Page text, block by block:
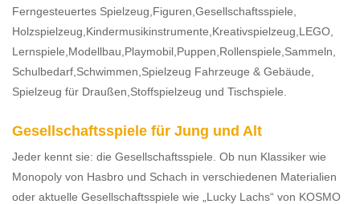
Ferngesteuertes Spielzeug, Figuren, Gesellschaftsspiele,
Holzspielzeug, Kindermusikinstrumente, Kreativspielzeug, LEGO,
Lernspiele, Modellbau, Playmobil, Puppen, Rollenspiele, Sammeln,
Schulbedarf, Schwimmen, Spielzeug Fahrzeuge & Gebäude,
Spielzeug für Draußen, Stoffspielzeug und Tischspiele.
Gesellschaftsspiele für Jung und Alt
Jeder kennt sie: die Gesellschaftsspiele. Ob nun Klassiker wie
Monopoly von Hasbro und Schach in verschiedenen Materialien
oder aktuelle Gesellschaftsspiele wie „Lucky Lachs“ von KOSMO